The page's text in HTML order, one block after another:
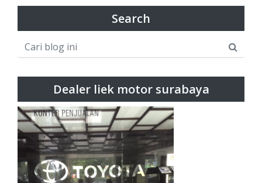
Search
Dealer liek motor surabaya